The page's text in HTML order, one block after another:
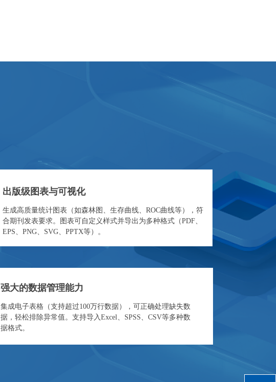
出版级图表与可视化
生成高质量统计图表（如森林图、生存曲线、ROC曲线等），符
合期刊发表要求。图表可自定义样式并导出为多种格式（PDF、
EPS、PNG、SVG、PPTX等）。
强大的数据管理能力
集成电子表格（支持超过100万行数据），可正确处理缺失数
据，轻松排除异常值。支持导入Excel、SPSS、CSV等多种数
据格式。